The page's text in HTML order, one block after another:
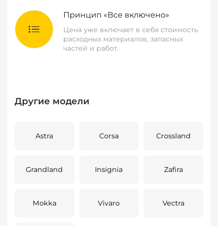
Принцип «Все включено»
Цена уже включает в себя стоимость
расходных материалов, запасных
частей и работ.
Другие модели
Astra Corsa Crossland
Grandland Insignia Zafira
Mokka Vivaro Vectra